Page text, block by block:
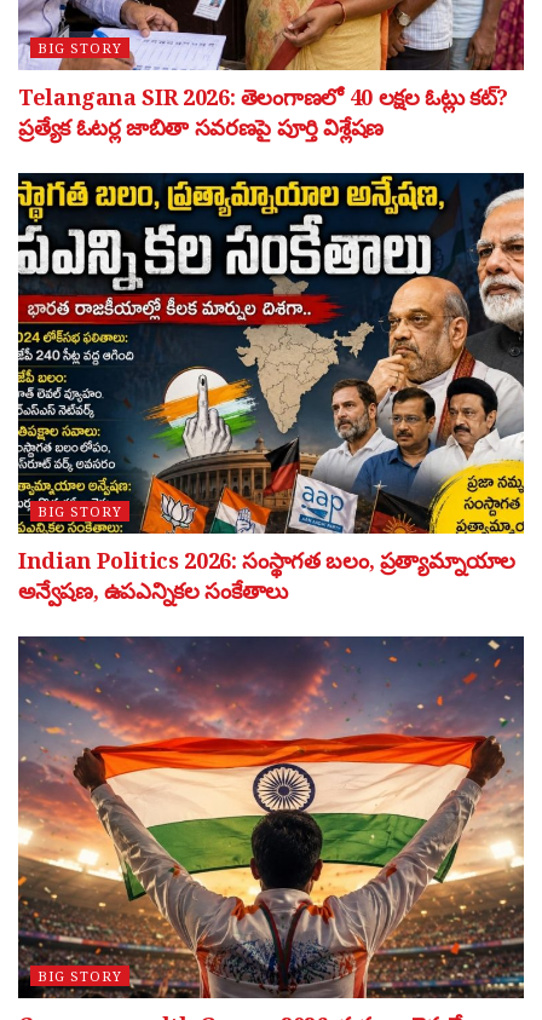
BIG STORY
Telangana SIR 2026: తెలంగాణలో 40 లక్షల ఓట్లు కట్?
ప్రత్యేక ఓటర్ల జాబితా సవరణపై పూర్తి విశ్లేషణ
BIG STORY
Indian Politics 2026: సంస్థాగత బలం, ప్రత్యామ్నాయాల
అన్వేషణ, ఉపఎన్నికల సంకేతాలు
BIG STORY